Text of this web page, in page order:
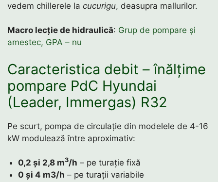
vedem chillerele la cucurigu, deasupra mallurilor.
Macro lecție de hidraulică: Grup de pompare și
amestec, GPA – nu
Caracteristica debit – înălțime
pompare PdC Hyundai
(Leader, Immergas) R32
Pe scurt, pompa de circulație din modelele de 4-16
kW modulează între aproximativ:
0,2 și 2,8 m3/h – pe turație fixă
0 și 4 m3/h – pe turații variabile